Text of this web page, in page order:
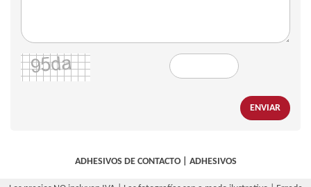
ENVIAR
ADHESIVOS DE CONTACTO| ADHESIVOS